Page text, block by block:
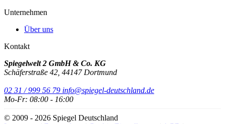
Unternehmen
Über uns
Kontakt
Spiegelwelt 2 GmbH & Co. KG
Schäferstraße 42, 44147 Dortmund
02 31 / 999 56 79 info@spiegel-deutschland.de
Mo-Fr: 08:00 - 16:00
© 2009 - 2026 Spiegel Deutschland